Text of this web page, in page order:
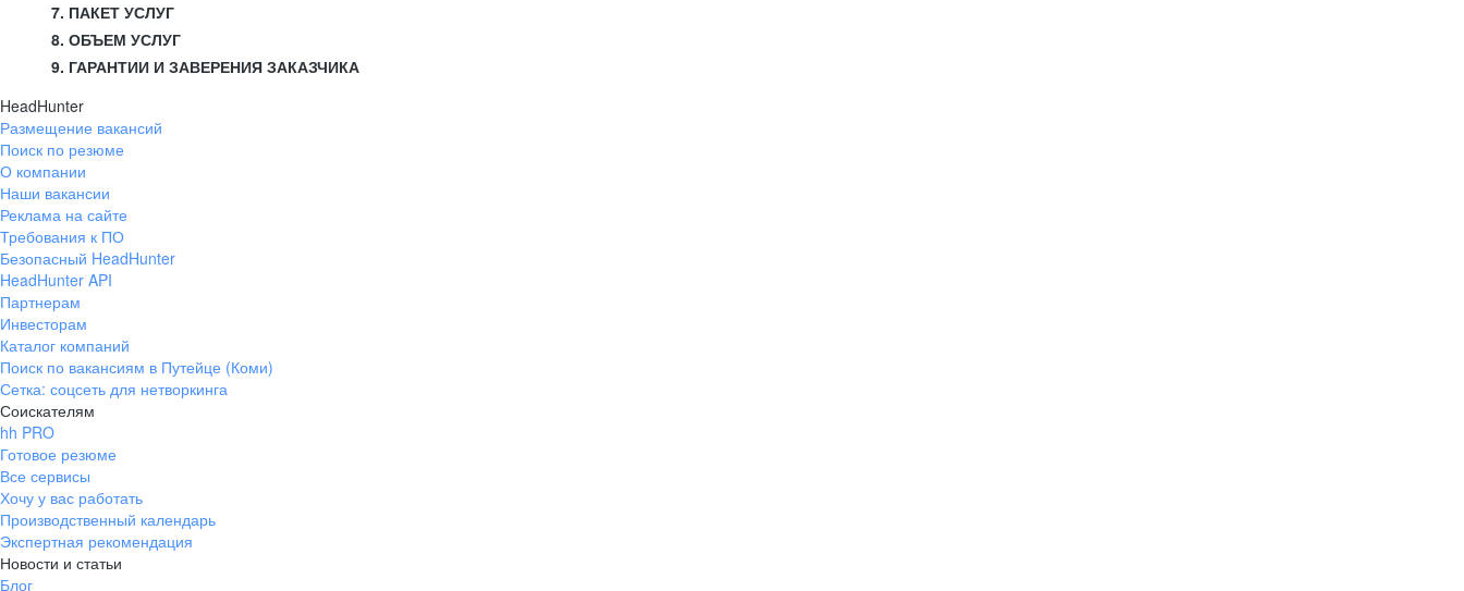
7. ПАКЕТ УСЛУГ
8. ОБЪЕМ УСЛУГ
9. ГАРАНТИИ И ЗАВЕРЕНИЯ ЗАКАЗЧИКА
HeadHunter
Размещение вакансий
Поиск по резюме
О компании
Наши вакансии
Реклама на сайте
Требования к ПО
Безопасный HeadHunter
HeadHunter API
Партнерам
Инвесторам
Каталог компаний
Поиск по вакансиям в Путейце (Коми)
Сетка: соцсеть для нетворкинга
Соискателям
hh PRO
Готовое резюме
Все сервисы
Хочу у вас работать
Производственный календарь
Экспертная рекомендация
Новости и статьи
Блог